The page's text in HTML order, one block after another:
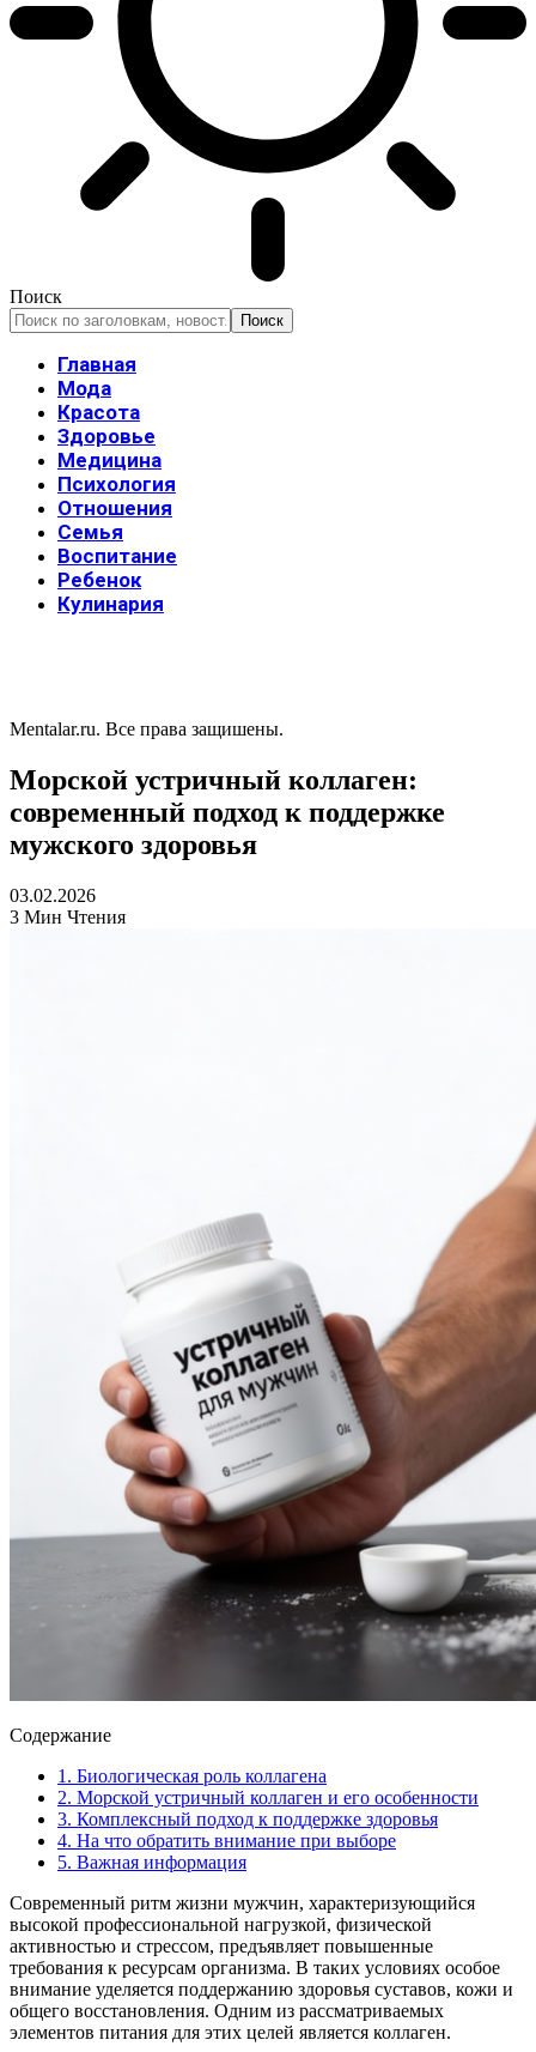
Поиск
Главная
Мода
Красота
Здоровье
Медицина
Психология
Отношения
Семья
Воспитание
Ребенок
Кулинария
Mentalar.ru. Все права защишены.
Морской устричный коллаген:
современный подход к поддержке
мужского здоровья
03.02.2026
3 Мин Чтения
Содержание
1. Биологическая роль коллагена
2. Морской устричный коллаген и его особенности
3. Комплексный подход к поддержке здоровья
4. На что обратить внимание при выборе
5. Важная информация
Современный ритм жизни мужчин, характеризующийся
высокой профессиональной нагрузкой, физической
активностью и стрессом, предъявляет повышенные
требования к ресурсам организма. В таких условиях особое
внимание уделяется поддержанию здоровья суставов, кожи и
общего восстановления. Одним из рассматриваемых
элементов питания для этих целей является коллаген.